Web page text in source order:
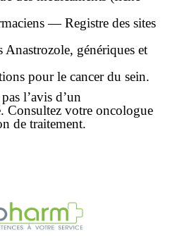
— Registre des sites
génériques et
pour le cancer du sein.
l’avis d’un
Consultez votre oncologue
de traitement.